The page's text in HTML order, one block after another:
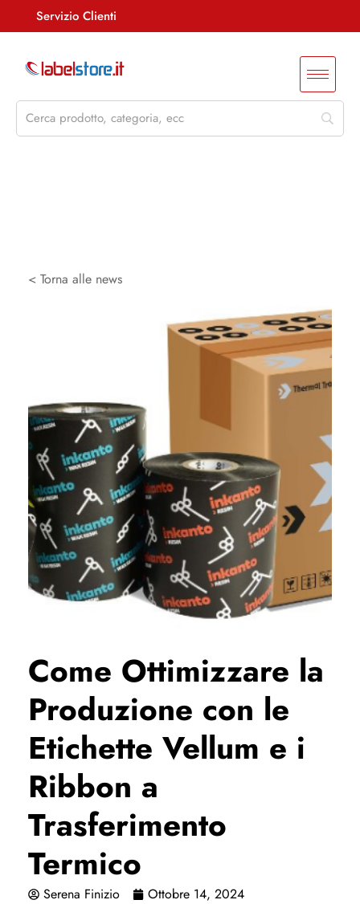
Servizio Clienti
Whatsapp: 3290548762
< Torna alle news
Come Ottimizzare la
Produzione con le
Etichette Vellum e i
Ribbon a
Trasferimento
Termico
Serena Finizio
Ottobre 14, 2024